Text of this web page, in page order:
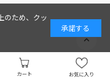
カート お気に入り
のため、クッ
承諾する